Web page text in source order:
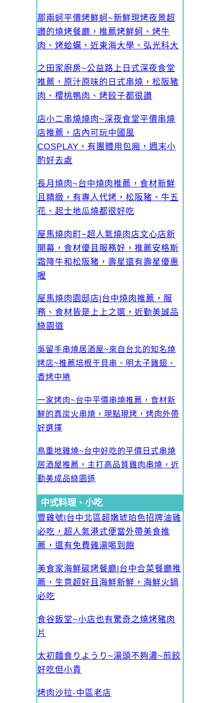
那兩蚵平價烤鮮蚵~新鮮現烤夜景超
讚的燒烤餐廳，推薦烤鮮蚵、烤牛
肉、烤蛤蠣，近東海大學、弘光科大
之田家廚房~公益路上日式深夜食堂
推薦，原汁原味的日式串燒，松阪豬
肉、櫻桃鴨肉、烤餃子都很讚
店小二串燒燒肉~深夜食堂平價串燒
店推薦，店內可玩中國風
COSPLAY，有團體用包廂，週末小
酌好去處
長月燒肉~台中燒肉推薦，食材新鮮
且精緻，有專人代烤，松阪豬、牛五
花、起士地瓜燒都很好吃
屋馬燒肉町~超人氣燒肉店文心店新
開幕，食材優且服務好，推薦安格斯
霜降牛和松阪豬，壽星還有壽星優惠
喔
屋馬燒肉園邸店|台中燒肉推薦，服
務、食材皆是上上之選，近勤美誠品
綠園道
吳留手串燒居酒屋~來自台北的知名燒
烤店~推薦培根干貝串、明太子雞翅、
香烤中捲
一家烤肉~台中平價串燒推薦，食材新
鮮的真炭火串燒，現點現烤，烤肉外帶
好選擇
鳥重地雞燒~台中好吃的平價日式串燒
居酒屋推薦，主打高品質雞肉串燒，近
勤美成品綠園道
中式料理、小吃
豐雞號|台中北區超嫩琥珀色招牌油雞
必吃，超人氣港式便當外帶美食推
薦，還有免費雞湯喝到飽
美食家海鮮碳烤餐廳|台中合菜餐廳推
薦，生意超好且海鮮新鮮，海鮮火鍋
必吃
食谷飯堂~小店也有驚奇之燒烤豬肉
片
太初麵食りようり~湯頭不夠濃~煎餃
好吃但小貴
烤肉沙拉-中區老店